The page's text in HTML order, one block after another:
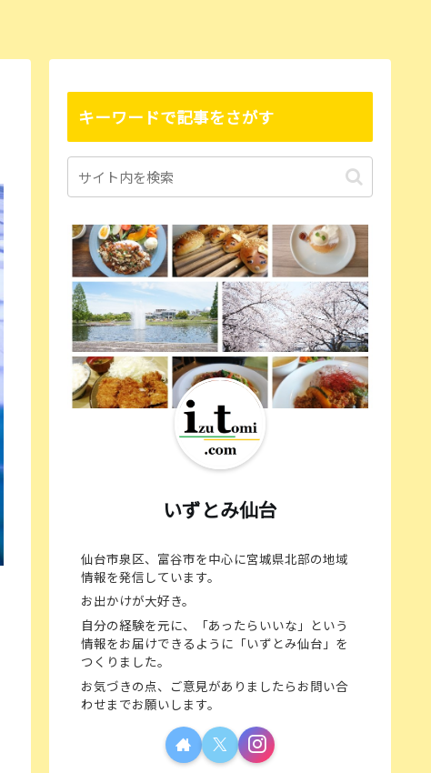
キーワードで記事をさがす
いずとみ仙台
仙台市泉区、富谷市を中心に宮城県北部の地域
情報を発信しています。
お出かけが大好き。
自分の経験を元に、「あったらいいな」という
情報をお届けできるように「いずとみ仙台」を
つくりました。
お気づきの点、ご意見がありましたらお問い合
わせまでお願いします。